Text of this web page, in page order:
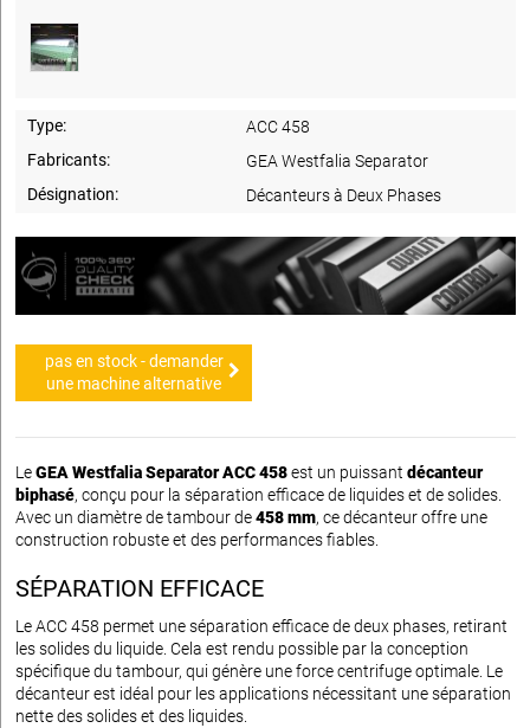
Type:
ACC 458
Fabricants:
GEA Westfalia Separator
Désignation:
Décanteurs à Deux Phases
pas en stock - demander
une machine alternative
LeGEA Westfalia Separator ACC 458est un puissant décanteur
biphasé, conçu pour la séparation efficace de liquides et de solides.
Avec un diamètre de tambour de458 mm, ce décanteur offre une
construction robuste et des performances fiables.
SÉPARATION EFFICACE
Le ACC 458 permet une séparation efficace de deux phases, retirant
les solides du liquide. Cela est rendu possible par la conception
spécifique du tambour, qui génère une force centrifuge optimale. Le
décanteur est idéal pour les applications nécessitant une séparation
nette des solides et des liquides.